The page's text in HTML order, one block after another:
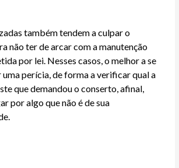
também tendem a culpar o
não ter de arcar com a manutenção
por lei. Nesses casos, o melhor a se
perícia, de forma a verificar qual a
que demandou o conserto, afinal,
por algo que não é de sua